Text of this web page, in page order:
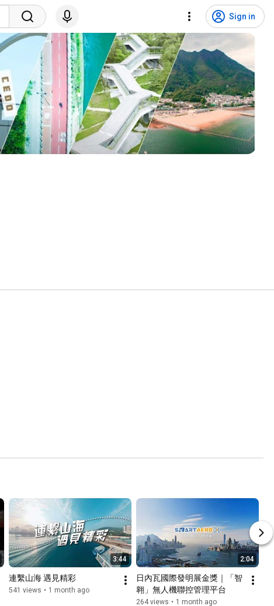
Sign in
3:44
連繫山海 遇見精彩
541 views • 1 month ago
2:04
日內瓦國際發明展金獎｜「智
翱」無人機聯控管理平台
264 views • 1 month ago